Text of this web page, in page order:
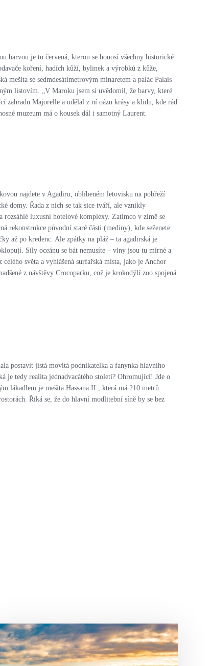
barvou je tu červená, kterou se honosí všechny historické
koření, hadích kůží, bylinek a výrobků z kůže,
se sedmdesátimetrovým minaretem a palác Palais
listovím. „V Maroku jsem si uvědomil, že barvy, které
zahradu Majorelle a udělal z ní oázu krásy a klidu, kde rád
muzeum má o kousek dál i samotný Laurent.
najdete v Agadiru, oblíbeném letovisku na pobřeží
domy. Řada z nich se tak sice tváří, ale vznikly
luxusní hotelové komplexy. Zatímco v zimě se
původní staré části (mediny), kde seženete
až po kredenc. Ale zpátky na pláž – ta agadirská je
Síly oceánu se bát nemusíte – vlny jsou tu mírné a
světa a vyhlášená surfařská místa, jako je Anchor
z návštěvy Crocoparku, což je krokodýlí zoo spojená
postavit jistá movitá podnikatelka a fanynka hlavního
je tedy realita jednadvacátého století? Ohromující! Jde o
lákadlem je mešita Hassana II., která má 210 metrů
Říká se, že do hlavní modlitební síně by se bez